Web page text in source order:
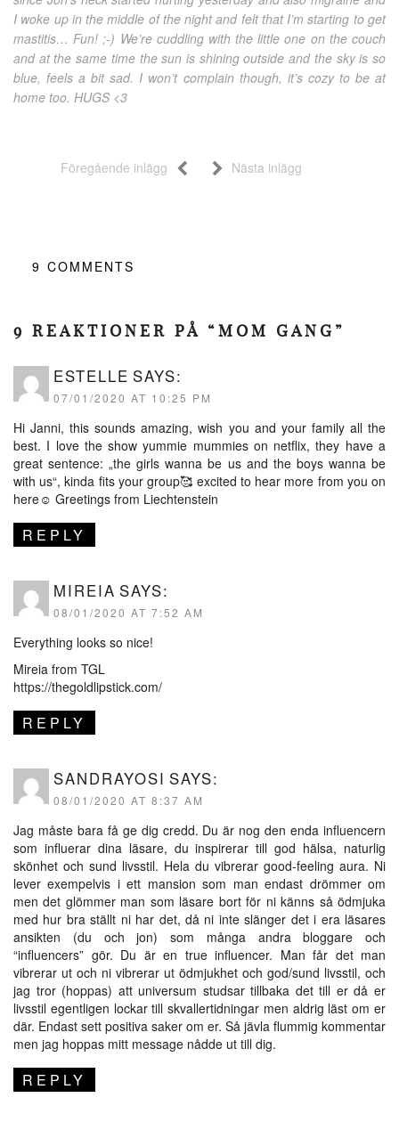
I woke up in the middle of the night and felt that I’m starting to get
mastitis… Fun! ;-) We’re cuddling with the little one on the couch
and at the same time the sun is shining outside and the sky is so
blue, feels a bit sad. I won’t complain though, it’s cozy to be at
home too. HUGS <3
Föregående inlägg Nästa inlägg
9 COMMENTS
9 REAKTIONER PÅ “MOM GANG”
ESTELLE SAYS:
07/01/2020 AT 10:25 PM
Hi Janni, this sounds amazing, wish you and your family all the
best. I love the show yummie mummies on netflix, they have a
great sentence: „the girls wanna be us and the boys wanna be
with us“, kinda fits your group🥰 excited to hear more from you on
here☺️ Greetings from Liechtenstein
REPLY
MIREIA SAYS:
08/01/2020 AT 7:52 AM
Everything looks so nice!
Mireia from TGL
https://thegoldlipstick.com/
REPLY
SANDRAYOSI SAYS:
08/01/2020 AT 8:37 AM
Jag måste bara få ge dig credd. Du är nog den enda influencern
som influerar dina läsare, du inspirerar till god hälsa, naturlig
skönhet och sund livsstil. Hela du vibrerar good-feeling aura. Ni
lever exempelvis i ett mansion som man endast drömmer om
men det glömmer man som läsare bort för ni känns så ödmjuka
med hur bra ställt ni har det, då ni inte slänger det i era läsares
ansikten (du och jon) som många andra bloggare och
“influencers” gör. Du är en true influencer. Man får det man
vibrerar ut och ni vibrerar ut ödmjukhet och god/sund livsstil, och
jag tror (hoppas) att universum studsar tillbaka det till er då er
livsstil egentligen lockar till skvallertidningar men aldrig läst om er
där. Endast sett positiva saker om er. Så jävla flummig kommentar
men jag hoppas mitt message nådde ut till dig.
REPLY